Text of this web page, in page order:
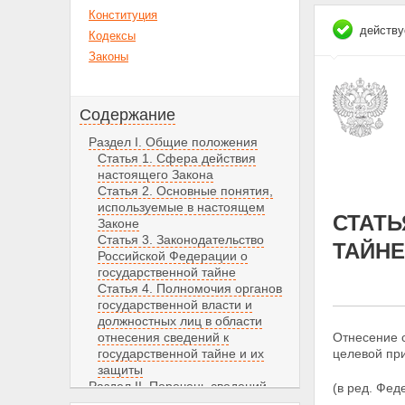
Конституция
Кодексы
Законы
Содержание
Раздел I. Общие положения
Статья 1. Сфера действия
настоящего Закона
Статья 2. Основные понятия,
используемые в настоящем
Законе
Статья 3. Законодательство
Российской Федерации о
государственной тайне
Статья 4. Полномочия органов
государственной власти и
должностных лиц в области
отнесения сведений к
государственной тайне и их
защиты
Раздел II. Перечень сведений,
ТАЙНЕ
Отнесение
целевой
(в ред.